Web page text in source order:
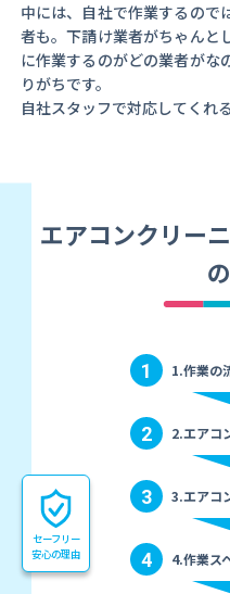
中には、自社で作業するので
者も。下請け業者がちゃんと
に作業するのがどの業者がな
りがちです。
自社スタッフで対応してくれ
エアコンクリー
1 1.作業の
2 2.エアコ
3 3.エアコ
4 4.作業ス
セーフリー
安心の理由